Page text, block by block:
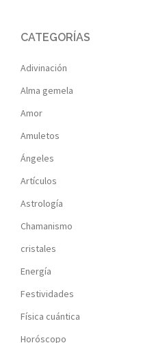
CATEGORÍAS
Adivinación
Alma gemela
Amor
Amuletos
Ángeles
Artículos
Astrología
Chamanismo
cristales
Energía
Festividades
Física cuántica
Horóscopo